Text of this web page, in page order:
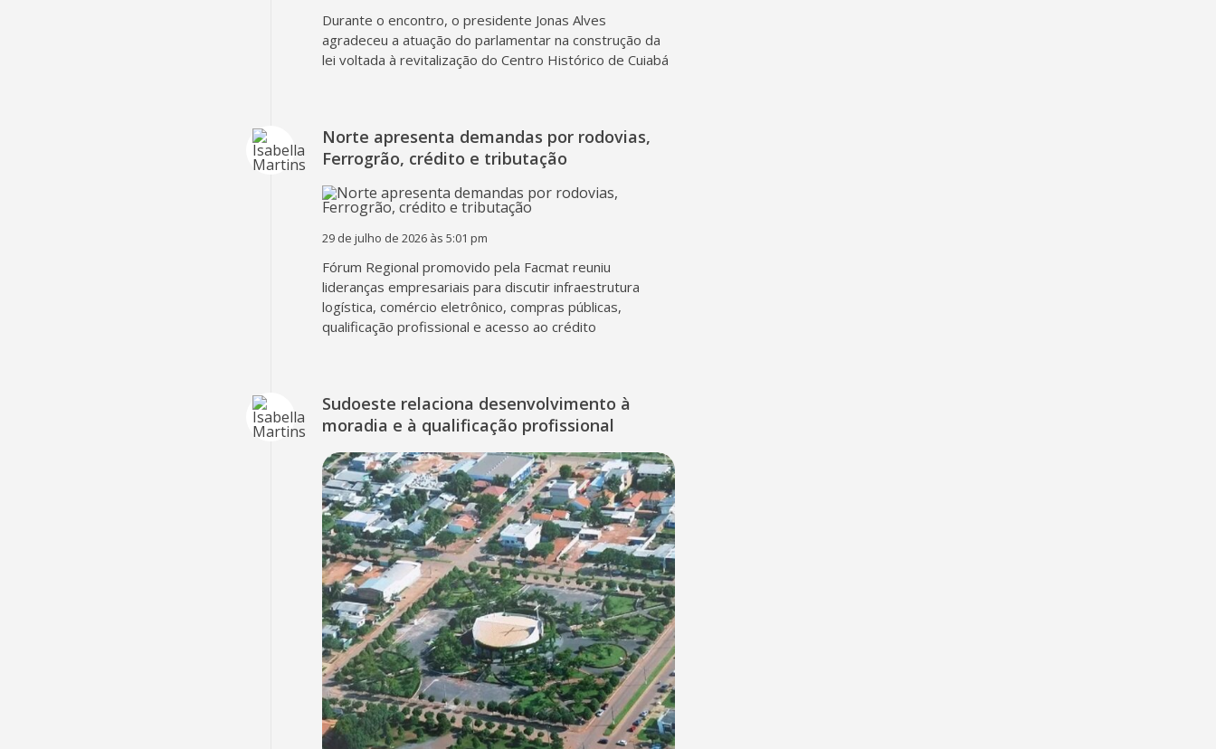
Durante o encontro, o presidente Jonas Alves
agradeceu a atuação do parlamentar na construção da
lei voltada à revitalização do Centro Histórico de Cuiabá
Norte apresenta demandas por rodovias,
Ferrogrão, crédito e tributação
29 de julho de 2026 às 5:01 pm
Fórum Regional promovido pela Facmat reuniu
lideranças empresariais para discutir infraestrutura
logística, comércio eletrônico, compras públicas,
qualificação profissional e acesso ao crédito
Sudoeste relaciona desenvolvimento à
moradia e à qualificação profissional